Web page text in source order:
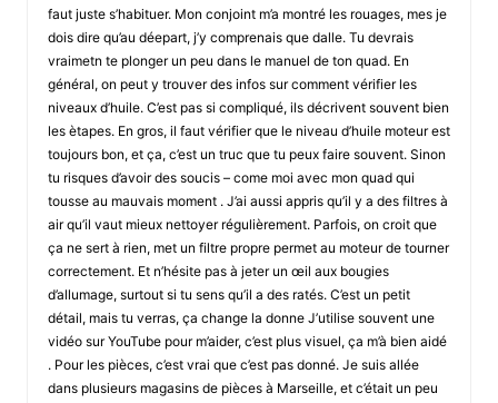
faut juste s’habituer. Mon conjoint m’a montré les rouages, mes je
dois dire qu’au déepart, j’y comprenais que dalle. Tu devrais
vraimetn te plonger un peu dans le manuel de ton quad. En
général, on peut y trouver des infos sur comment vérifier les
niveaux d’huile. C’est pas si compliqué, ils décrivent souvent bien
les ètapes. En gros, il faut vérifier que le niveau d’huile moteur est
toujours bon, et ça, c’est un truc que tu peux faire souvent. Sinon
tu risques d’avoir des soucis – come moi avec mon quad qui
tousse au mauvais moment . J’ai aussi appris qu’il y a des filtres à
air qu’il vaut mieux nettoyer régulièrement. Parfois, on croit que
ça ne sert à rien, met un filtre propre permet au moteur de tourner
correctement. Et n’hésite pas à jeter un œil aux bougies
d’allumage, surtout si tu sens qu’il a des ratés. C’est un petit
détail, mais tu verras, ça change la donne J’utilise souvent une
vidéo sur YouTube pour m’aider, c’est plus visuel, ça m’à bien aidé
. Pour les pièces, c’est vrai que c’est pas donné. Je suis allée
dans plusieurs magasins de pièces à Marseille, et c’était un peu